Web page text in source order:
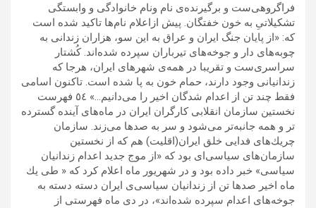
فراگروهى‌ست و برگيرنده‌ى نام ونام خانوادگى و وابستگى
تشكيلاتى‌ِ به خون خفتگان. پيش ازاعلام نام‌ها تاكيد شده است
كه: «از پايان جنگ ايران و عراق به اين سو، هزاران زندانى به
چوبه‌هاى دار و جوخه‌هاى تيرباران سپرده شده‌اند. كُشتار
سراسرى‌ست و تقريبا در همه‌ى شهرهاى ايران، هرجا كه
زندانيانى وجود دارند، حمام خون به پا شده است. تاكنون اسامى
فقط چند تن از اعدام شدگان اخير را مى‌دانيم…» ٥٤ فهرست
نخستين سازمان انقلابى كارگران ايران در ماه‌هاى آينده گسترده
تر و همه جانبه‌تر مى‌شود و سر به صدها مى‌زند. سازمان
چريك‌هاى فدايى خلق ايران(اقليت) هم كه از نخستين
سازمان‌هاى سياسى‌اى بود كه «از موج جديد اعدام‌ زندانيان
سياسى» خبر داده بود و در شهريور ماه اعلام کرد كه « طى يك
ماه اخير صدها تن از زندانيان سياسى‌ى ايران دسته دسته به
جوخه‌هاى اعدام سپرده شده‌اند»، در دى ماه فهرستى از